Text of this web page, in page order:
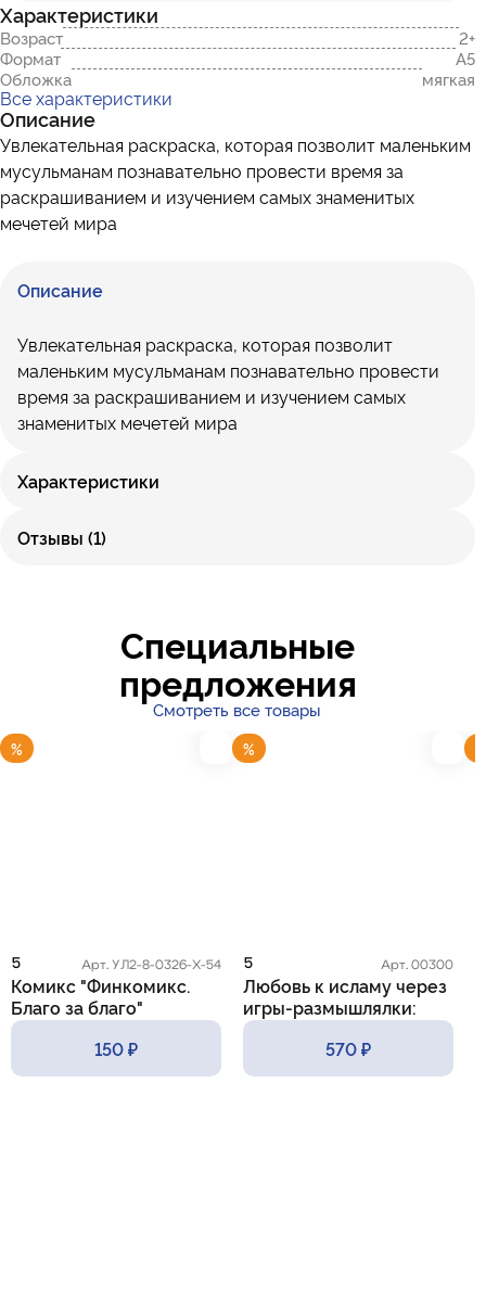
Характеристики
Возраст
2+
Формат
А5
Обложка
мягкая
Все характеристики
Описание
Увлекательная раскраска, которая позволит маленьким
мусульманам познавательно провести время за
раскрашиванием и изучением самых знаменитых
мечетей мира
Описание
Увлекательная раскраска, которая позволит
маленьким мусульманам познавательно провести
время за раскрашиванием и изучением самых
знаменитых мечетей мира
Характеристики
Отзывы (1)
Специальные
предложения
Смотреть все товары
%
5 Арт. УЛ2-8-0326-Х-54
Комикс "Финкомикс.
Благо за благо"
150 ₽
%
5 Арт. 00300
Любовь к исламу через
игры-размышлялки:
практические приемы и
570 ₽